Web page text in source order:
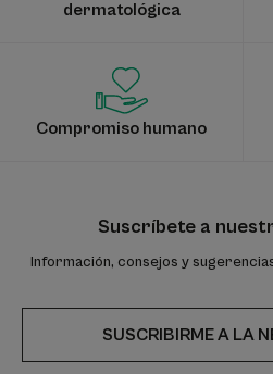
dermatológica
Compromiso humano
Suscríbete a
Información, consejos y
SUSCRIBIRME A LA